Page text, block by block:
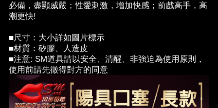
必備，盡顯威嚴；性愛刺激，增加快感；前戲高手，高
潮更快!
■尺寸：大小詳如圖片標示
■材質：矽膠、人造皮
■注意: SM道具請以安全、清醒、非強迫為使用原則，
使用前請先徵得對方的同意